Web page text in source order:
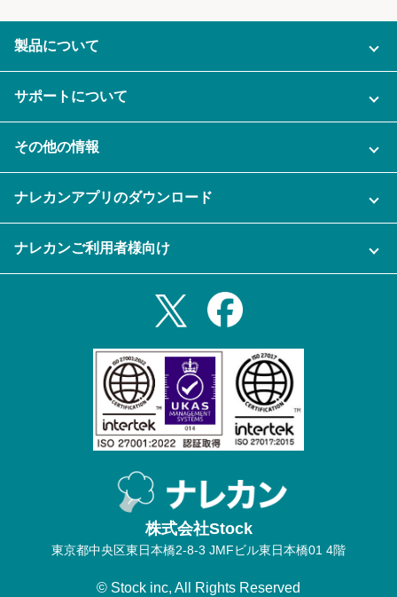
製品について
ご利用企業様の声
セキュリティ
資料をダウンロードする
メール自動転送機能
ナレカンの紹介動画
サポートについて
充実サポート
その他の情報
セミナー一覧
プライバシーポリシー
ナレカンアプリのダウンロード
Androidタブレットアプリ
ナレカンご利用者様向け
株式会社Stock
東京都中央区東日本橋2-8-3 JMFビル東日本橋01 4階
© Stock inc, All Rights Reserved